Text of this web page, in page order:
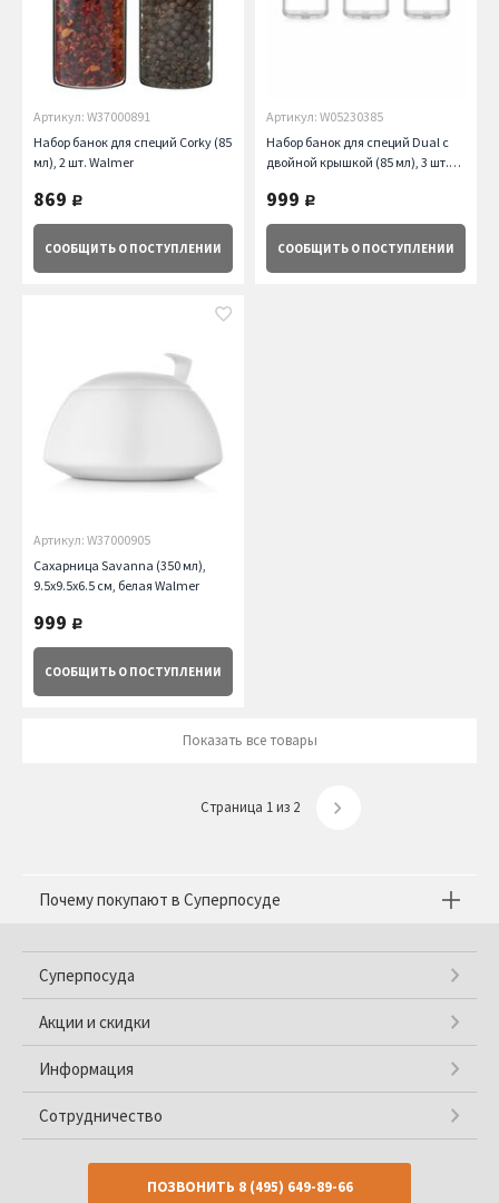
Артикул: W37000891
Набор банок для специй Corky (85
мл), 2 шт. Walmer
869 руб.
СООБЩИТЬ О ПОСТУПЛЕНИИ
Артикул: W05230385
Набор банок для специй Dual с
двойной крышкой (85 мл), 3 шт.
999 руб.
СООБЩИТЬ О ПОСТУПЛЕНИИ
Артикул: W37000905
Сахарница Savanna (350 мл),
9.5х9.5х6.5 см, белая Walmer
999 руб.
СООБЩИТЬ О ПОСТУПЛЕНИИ
Показать все товары
Страница 1 из 2
Почему покупают в Суперпосуде
Суперпосуда
Акции и скидки
Информация
Сотрудничество
ПОЗВОНИТЬ 8 (495) 649-89-66